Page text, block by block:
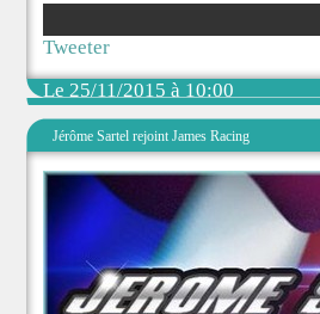
Tweeter
Le 25/11/2015 à 10:00
Jérôme Sartel rejoint James Racing